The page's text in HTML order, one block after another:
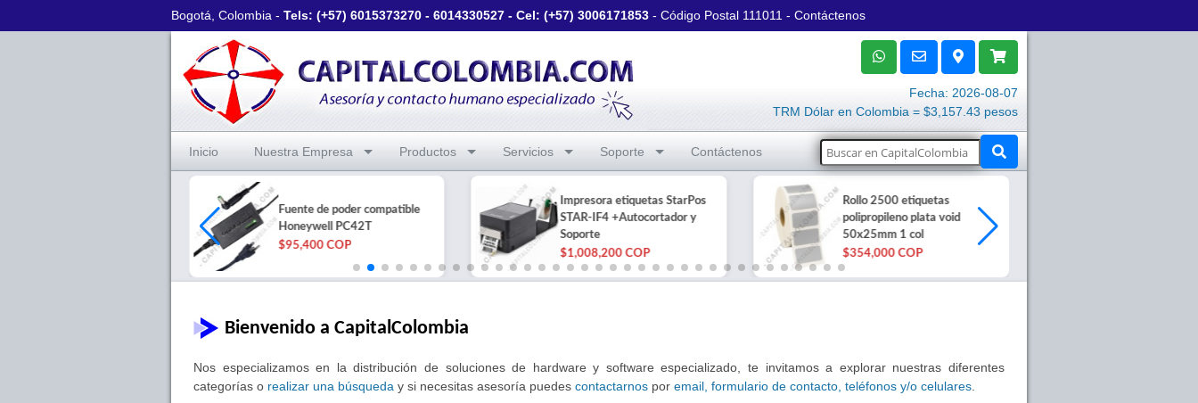
Bogotá, Colombia - Tels: (+57) 6015373270 - 6014330527 - Cel: (+57) 3006171853 - Código Postal 111011 - Contáctenos
Fecha: 2026-08-07
TRM Dólar en Colombia = $3,157.43 pesos
Inicio Nuestra Empresa Productos Servicios Soporte Contáctenos
Fuente de poder compatible
Honeywell PC42T
$95,400 COP
Impresora etiquetas StarPos
STAR-IF4 +Autocortador y
Soporte
$1,008,200 COP
Rollo 2500 etiquetas
polipropileno plata void
50x25mm 1 col
$354,000 COP
Bienvenido a CapitalColombia
Nos especializamos en la distribución de soluciones de hardware y software especializado, te invitamos a explorar nuestras diferentes
categorías o realizar una búsqueda y si necesitas asesoría puedes contactarnos por email, formulario de contacto, teléfonos y/o celulares